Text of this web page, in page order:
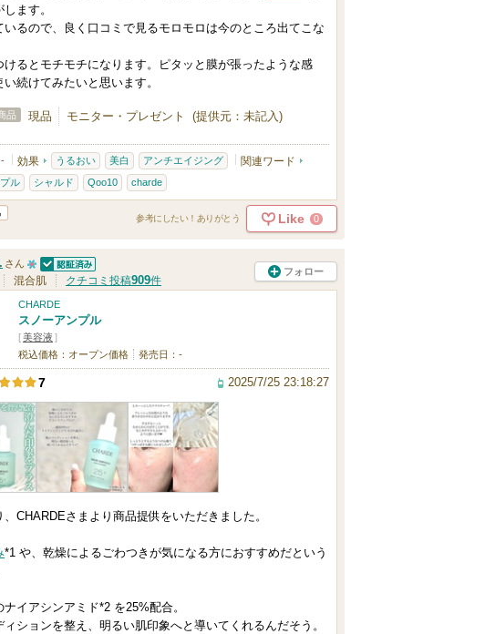
ます。
いるので、良く口コミで見るモロモロは今のところ出てこな
けるとモチモチになります。ピタッと膜が張ったような感
続けてみたいと思います。
品 現品 モニター・プレゼント (提供元：未記入)
- 効果 うるおい 美白 アンチエイジング 関連ワード
ル シャルド Qoo10 charde
参考にしたい！ありがとう Like 0
さん
1
0
人
以
上
メ
ン
バ
ー
に
入
認証済
混合肌 クチコミ投稿909件
フォロー
CHARDE
スノーアンプル
[美容液]
税込価格：オープン価格
発売日：-
7 2025/7/25 23:18:27
、CHARDEさまより商品提供をいただきました。
*1 や、乾燥によるごわつきが気になる方におすすめだという
イアシンアミド*2 を25%配合。
ィションを整え、明るい肌印象へと導いてくれるんだそう。